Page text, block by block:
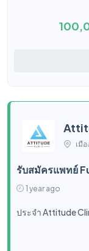
เมื
รับสมัครแพทย์
1 year ago
ประจำ Attitude